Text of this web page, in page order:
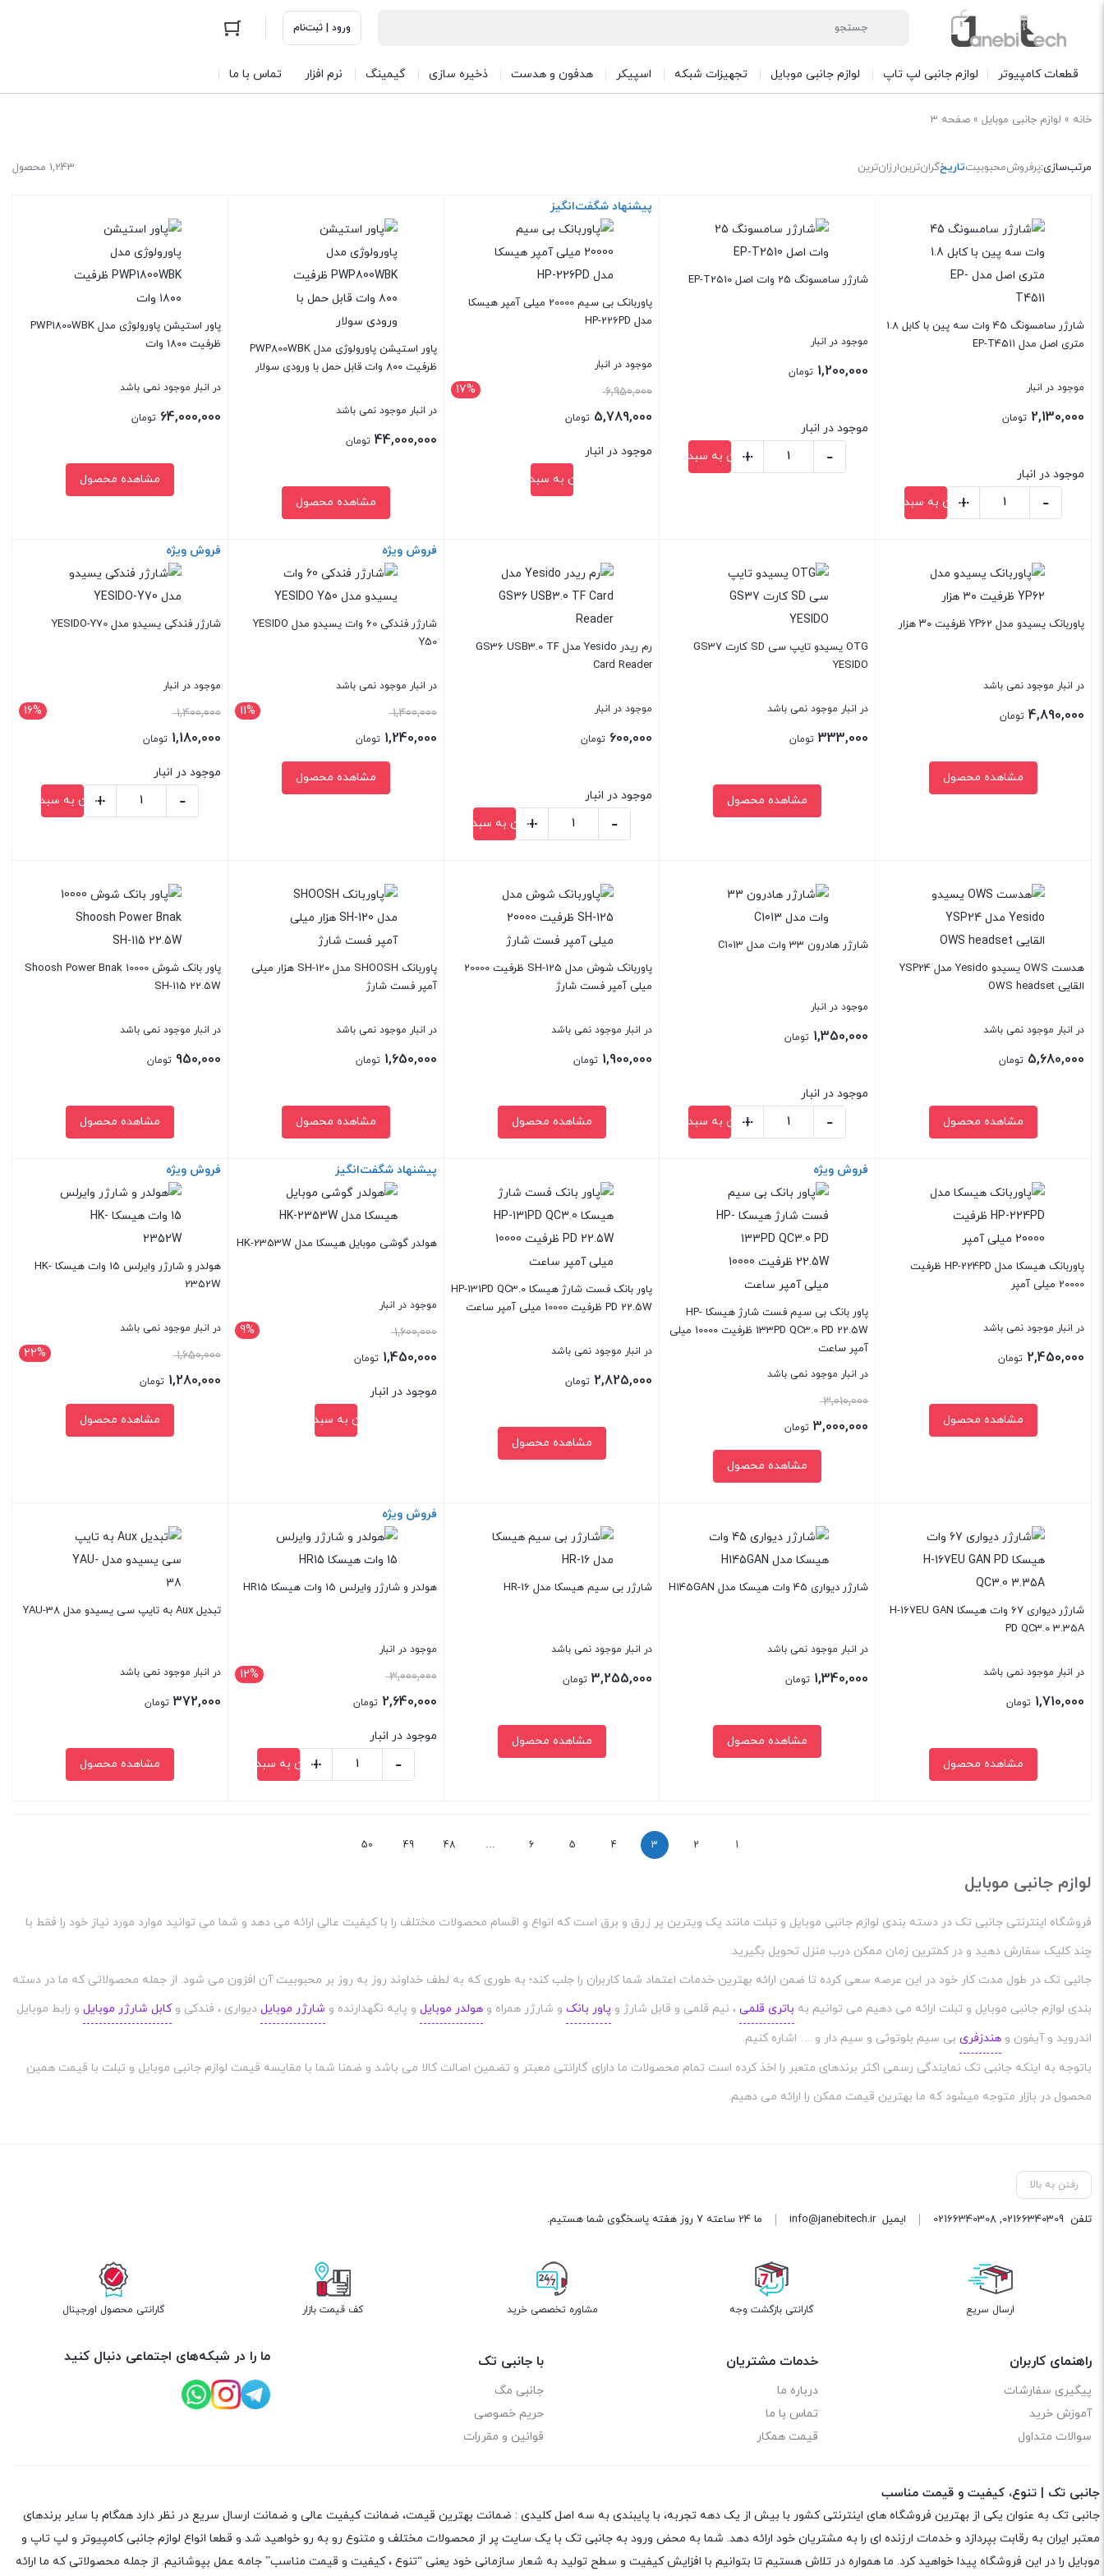
ورود | ثبت‌نام
قطعات کامپیوتر لوازم جانبی لپ تاپ لوازم جانبی موبایل تجهیزات شبکه اسپیکر هدفون و هدست ذخیره سازی گیمینگ نرم افزار تماس با ما
خانه » لوازم جانبی موبایل » صفحه 3
1,243 محصول مرتب‌سازی:پرفروشمحبوبیتتاریخگران‌ترینارزان‌ترین
شارژر سامسونگ 45 وات سه پین با کابل 1.8
متری اصل مدل EP-T4511
موجود در انبار
2,130,000 تومان
موجود در انبار
پین
متری
-
+
افزودن به سبد خرید
شارژر سامسونگ 25 وات اصل EP-T2510
موجود در انبار
1,200,000 تومان
موجود در انبار
T2510
-
+
افزودن به سبد خرید
پیشنهاد شگفت‌انگیز
پاوربانک بی سیم 20000 میلی آمپر هیسکا
مدل HP-226PD
موجود در انبار
17% 6,950,000قیمت
اصلی:
بود.
5,789,000 تومان
موجود در انبار
افزودن به سبد خرید
پاور استیشن پاورولوژی مدل PWP800WBK
ظرفیت ۸۰۰ وات قابل حمل با ورودی سولار
در انبار موجود نمی باشد
44,000,000 تومان
مشاهده محصول
بستن
پاور استیشن پاورولوژی مدل PWP1800WBK
ظرفیت ۱۸۰۰ وات
در انبار موجود نمی باشد
64,000,000 تومان
مشاهده محصول
بستن
پاوربانک یسیدو مدل YP62 ظرفیت ۳۰ هزار
در انبار موجود نمی باشد
4,890,000 تومان
مشاهده محصول
OTG یسیدو تایپ سی SD کارت GS37
YESIDO
در انبار موجود نمی باشد
333,000 تومان
مشاهده محصول
رم ریدر Yesido مدل GS36 USB3.0 TF
Card Reader
موجود در انبار
600,000 تومان
موجود در انبار
GS36
USB3.0
TF
Card
-
+
افزودن به سبد خرید
فروش ویژه
شارژر فندکی 60 وات یسیدو مدل YESIDO
Y50
در انبار موجود نمی باشد
11% 1,400,000قیمت
اصلی:
1,400,000 تومان
بود.
1,240,000 تومان
مشاهده محصول
فروش ویژه
شارژر فندکی یسیدو مدل YESIDO-Y70
موجود در انبار
16% 1,400,000قیمت
اصلی:
بود.
1,180,000 تومان
فعلی:
1,180,000 تومان.
موجود در انبار
YESIDO-
Y70
عدد
-
+
افزودن به سبد خرید
هدست OWS یسیدو Yesido مدل YSP24
القایی OWS headset
در انبار موجود نمی باشد
5,680,000 تومان
مشاهده محصول
شارژر هادرون 33 وات مدل C1013
موجود در انبار
1,350,000 تومان
موجود در انبار
33
مدل
C1013
-
+
افزودن به سبد خرید
بستن
پاوربانک شوش مدل SH-125 ظرفیت 20000
میلی آمپر فست شارژ
در انبار موجود نمی باشد
1,900,000 تومان
مشاهده محصول
پاوربانک SHOOSH مدل SH-120 هزار میلی
آمپر فست شارژ
در انبار موجود نمی باشد
1,650,000 تومان
مشاهده محصول
بستن
پاور بانک شوش 10000 Shoosh Power Bnak
SH-115 22.5W
در انبار موجود نمی باشد
950,000 تومان
مشاهده محصول
بستن
پاوربانک هیسکا مدل HP-224PD ظرفیت
20000 میلی آمپر
در انبار موجود نمی باشد
2,450,000 تومان
مشاهده محصول
فروش ویژه
پاور بانک بی سیم فست شارژ هیسکا HP-
133PD QC3.0 PD 22.5W ظرفیت 10000 میلی
آمپر ساعت
در انبار موجود نمی باشد
3,010,000قیمت
اصلی:
3,010,000 تومان
بود.
3,000,000 تومان
مشاهده محصول
پاور بانک فست شارژ هیسکا HP-131PD QC3.0
PD 22.5W ظرفیت 10000 میلی آمپر ساعت
در انبار موجود نمی باشد
2,825,000 تومان
مشاهده محصول
پیشنهاد شگفت‌انگیز
هولدر گوشی موبایل هیسکا مدل HK-2353W
موجود در انبار
9% 1,600,000قیمت
اصلی:
بود.
1,450,000 تومان
موجود در انبار
افزودن به سبد خرید
بستن
فروش ویژه
هولدر و شارژر وایرلس 15 وات هیسکا HK-
2352W
در انبار موجود نمی باشد
22% 1,650,000قیمت
اصلی:
1,650,000 تومان
بود.
1,280,000 تومان
مشاهده محصول
شارژر دیواری 67 وات هیسکا H-167EU GAN
PD QC3.0 3.35A
در انبار موجود نمی باشد
1,710,000 تومان
مشاهده محصول
شارژر دیواری 45 وات هیسکا مدل H145GAN
در انبار موجود نمی باشد
1,340,000 تومان
مشاهده محصول
شارژر بی سیم هیسکا مدل HR-16
در انبار موجود نمی باشد
3,255,000 تومان
مشاهده محصول
فروش ویژه
هولدر و شارژر وایرلس 15 وات هیسکا HR15
موجود در انبار
12% 3,000,000قیمت
اصلی:
بود.
2,640,000 تومان
فعلی:
2,640,000 تومان.
موجود در انبار
وایرلس
-
+
افزودن به سبد خرید
تبدیل Aux به تایپ سی یسیدو مدل YAU-38
در انبار موجود نمی باشد
372,000 تومان
مشاهده محصول
1
2
3
4
5
6
…
48
49
50
لوازم جانبی موبایل
فروشگاه اینترنتی جانبی تک در دسته بندی لوازم جانبی موبایل و تبلت مانند یک ویترین پر زرق و برق است که انواع و اقسام محصولات مختلف را با کیفیت عالی ارائه می دهد و شما می توانید موارد مورد نیاز خود را فقط با
چند کلیک سفارش دهید و در کمترین زمان ممکن درب منزل تحویل بگیرید.
جانبی تک در طول مدت کار خود در این عرصه سعی کرده تا ضمن ارائه بهترین خدمات اعتماد شما کاربران را جلب کند؛ به طوری که به لطف خداوند روز به روز بر محبوبیت آن افزون می شود. از جمله محصولاتی که ما در دسته
بندی لوازم جانبی موبایل و تبلت ارائه می دهیم می توانیم به باتری قلمی ، نیم قلمی و قابل شارژ و پاور بانک و شارژر همراه و هولدر موبایل و پایه نگهدارنده و شارژر موبایل دیواری ، فندکی وکابل شارژر موبایل و رابط موبایل
اندروید و آیفون و هندزفری بی سیم بلوتوثی و سیم دار و … اشاره کنیم.
باتوجه به اینکه جانبی تک نمایندگی رسمی اکثر برندهای متعبر را اخذ کرده است تمام محصولات ما دارای گارانتی معبتر و تضمین اصالت کالا می باشد و ضمنا شما با مقایسه قیمت لوازم جانبی موبایل و تبلت با قیمت همین
محصول در بازار متوجه میشود که ما بهترین قیمت ممکن را ارائه می دهیم.
رفتن به بالا
تلفن 02166340309
,
02166340308 ایمیلinfo@janebitech.ir ما 24 ساعته 7 روز هفته پاسخگوی شما هستیم.
ارسال سریع گارانتی بازگشت وجه مشاوره تخصصی خرید کف قیمت بازار گارانتی محصول اورجینال
راهنمای کاربران
پیگیری سفارشات
آموزش خرید
سوالات متداول
خدمات مشتریان
درباره ما
تماس با ما
قیمت همکار
با جانبی تک
جانبی مگ
حریم خصوصی
قوانین و مقررات
ما را در شبکه‌های اجتماعی دنبال کنید
جانبی تک | تنوع، کیفیت و قیمت مناسب
جانبی تک به عنوان یکی از بهترین فروشگاه های اینترنتی کشور با بیش از یک دهه تجربه، با پایبندی به سه اصل کلیدی : ضمانت بهترین قیمت، ضمانت کیفیت عالی و ضمانت ارسال سریع در نظر دارد همگام با سایر برندهای
معتبر ایران به رقابت بپردازد و خدمات ارزنده ای را به مشتریان خود ارائه دهد. شما به محض ورود به جانبی تک با یک سایت پر از محصولات مختلف و متنوع رو به رو خواهید شد و قطعا انواع لوازم جانبی کامپیوتر و لپ تاپ و
موبایل را در این فروشگاه پیدا خواهید کرد. ما همواره در تلاش هستیم تا بتوانیم با افزایش کیفیت و سطح تولید به شعار سازمانی خود یعنی “تنوع ، کیفیت و قیمت مناسب” جامه عمل بپوشانیم. از جمله محصولاتی که ما ارائه